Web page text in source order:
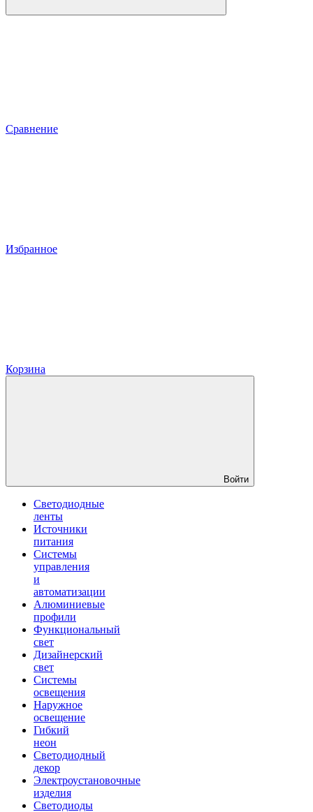
Сравнение
Избранное
Корзина
Войти
Светодиодные
ленты
Источники
питания
Системы
управления
и
автоматизации
Алюминиевые
профили
Функциональный
свет
Дизайнерский
свет
Системы
освещения
Наружное
освещение
Гибкий
неон
Светодиодный
декор
Электроустановочные
изделия
Светодиоды